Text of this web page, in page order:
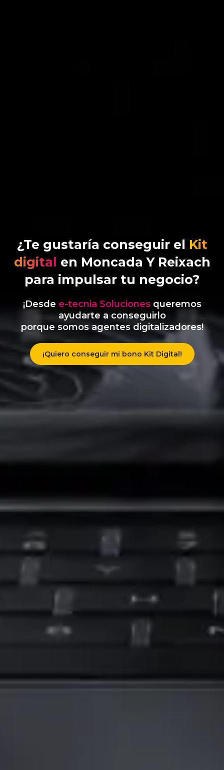
¿Te gustaría conseguir el Kit
digital en Moncada Y Reixach
para impulsar tu negocio?
¡Desde e-tecnia Solucionesqueremos
ayudarte a conseguirlo
porque somos agentes digitalizadores!
¡Quiero conseguir mi bono Kit Digital!